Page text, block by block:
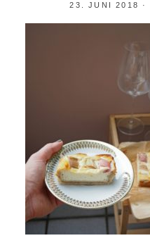
23. JUNI 2018 ·